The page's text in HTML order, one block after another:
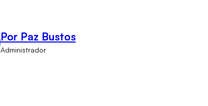
Por Paz Bustos
Administrador